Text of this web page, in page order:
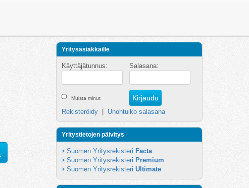
Yritysasiakkaille
Käyttäjätunnus: Salasana:
Muista minut
Rekisteröidy Unohtuiko salasana
Yritystietojen päivitys
Suomen Yritysrekisteri Facta
Suomen Yritysrekisteri Premium
Suomen Yritysrekisteri Ultimate